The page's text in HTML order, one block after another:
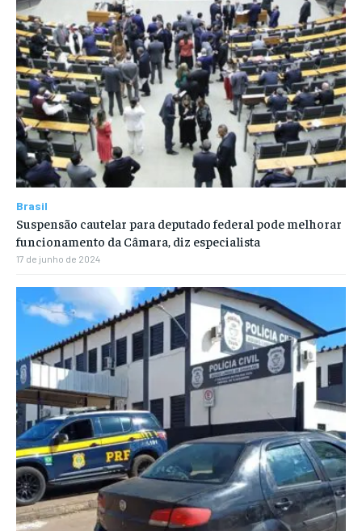
Brasil
Suspensão cautelar para deputado federal pode melhorar
funcionamento da Câmara, diz especialista
17 de junho de 2024